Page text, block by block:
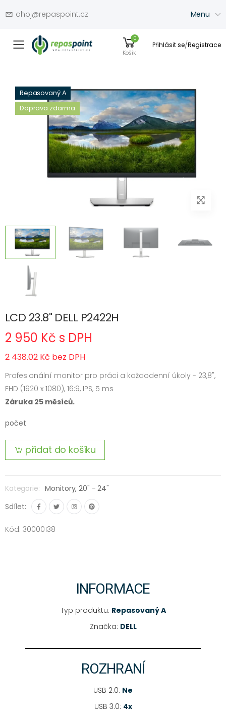
ahoj@repaspoint.cz Menu
Přepínač menu
0
Košík
Přihlásit se/Registrace
Repasovaný A
Doprava zdarma
LCD 23.8" DELL P2422H
2 950 Kč s DPH
2 438.02 Kč bez DPH
Profesionální monitor pro práci a každodenní úkoly - 23,8",
FHD (1920 x 1080), 16:9, IPS, 5 ms
Záruka 25 měsíců.
počet
přidat do košíku
Kategorie: Monitory, 20" - 24"
Sdílet:
Kód: 30000138
INFORMACE
Typ produktu: Repasovaný A
Značka: DELL
ROZHRANÍ
USB 2.0: Ne
USB 3.0: 4x